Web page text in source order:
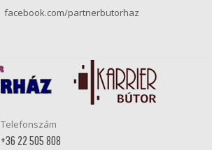
facebook.com/partnerbutorhaz
Telefonszám
+36 22 505 808